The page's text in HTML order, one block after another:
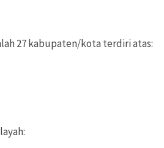
27 kabupaten/kota terdiri atas: